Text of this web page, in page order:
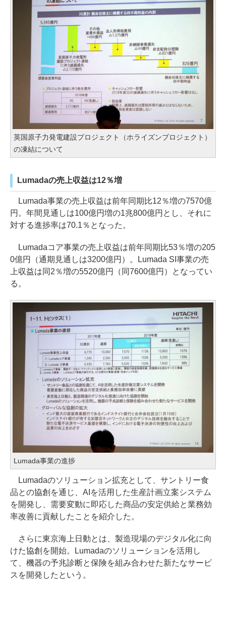
英国原子力発電建設プロジェクト（ホライズンプロジェクト）
の凍結について
Lumadaの売上収益は12％増
Lumada事業の売上収益は前年同期比12％増の7570億
円。年間見通しは100億円増の1兆800億円とし、それに
対する進捗率は70.1％となった。
Lumadaコア事業の売上収益は前年同期比53％増の205
0億円（通期見通しは3200億円）。Lumada SI事業の売
上収益は同2％増の5520億円（同7600億円）となってい
る。
Lumada事業の進捗
Lumadaのソリューション拡充として、サントリー食
品との協創を通じ、AIを活用した生産計画立案システム
を開発し、需要変動に即応した商品の安定供給と業務効
率改善に貢献したことを紹介した。
さらに東京海上日動とは、製造現場のデジタル化に向
けた協創を開始。Lumadaのソリューションを活用し
て、機器の予兆診断と保険を組み合わせた新たなサービ
スを開発したという。